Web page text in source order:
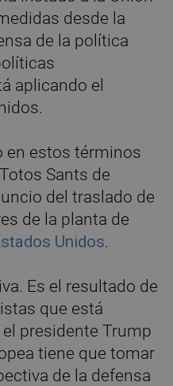
desde la
de la política
aplicando el
en estos términos
Sants de
del traslado de
de la planta de
Unidos.
Es el resultado de
que está
presidente Trump
tiene que tomar
de la defensa